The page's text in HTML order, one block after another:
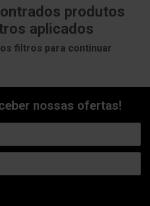
produtos
aplicados
filtros para continuar
nossas ofertas!